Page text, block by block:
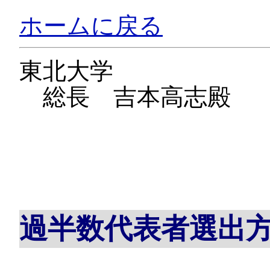
ホームに戻る
東北大学
総長 吉本高志殿
過半数代表者選出